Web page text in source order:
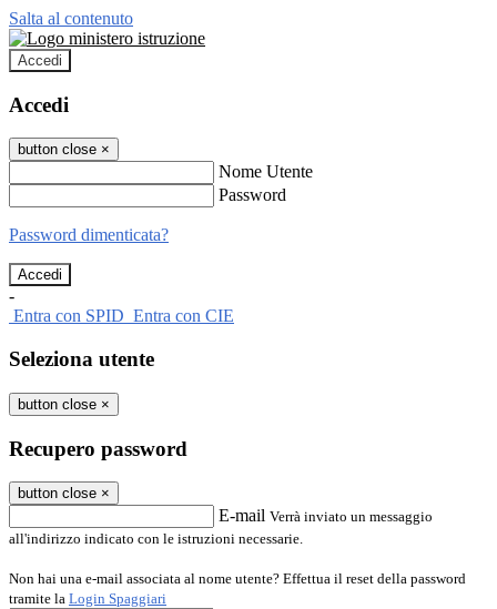
Salta al contenuto
Accedi
Accedi
button close ×
Nome Utente
Password
Password dimenticata?
-
Entra con SPID Entra con CIE
Seleziona utente
button close ×
Recupero password
button close ×
E-mail Verrà inviato un messaggio
all'indirizzo indicato con le istruzioni necessarie.
Non hai una e-mail associata al nome utente? Effettua il reset della password
tramite la Login Spaggiari